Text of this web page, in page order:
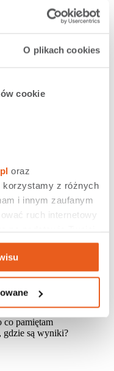
O plikach cookies
cookie
korzystamy z różnych
i innym zaufanym
ruch internetowy
Więcej
prywatności